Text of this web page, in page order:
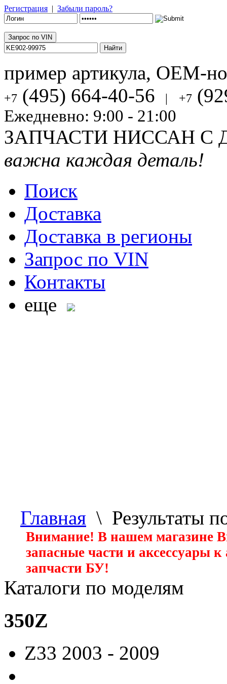
Регистрация | Забыли пароль?
Запрос по VIN
пример артикула, OEM-
+7 (495) 664-40-56 | +7
Ежедневно: 9:00 - 21:00
ЗАПЧАСТИ НИССАН С
важна каждая деталь!
Поиск
Доставка
Доставка в регионы
Запрос по VIN
Контакты
еще
Главная \ Результаты
Внимание! В нашем магазине
запасные части и аксессуары
запчасти БУ!
Каталоги по моделям
350Z
Z33 2003 - 2009